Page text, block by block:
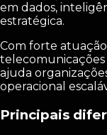
em dados,
estratégica.
Com forte
telecomunicações
ajuda
operacional
Principais